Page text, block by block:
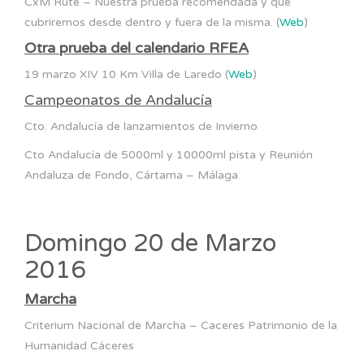
cubriremos desde dentro y fuera de la misma. (Web)
Otra prueba del calendario RFEA
19 marzo XIV 10 Km Villa de Laredo (Web)
Campeonatos de Andalucía
Cto. Andalucía de lanzamientos de Invierno
Cto Andalucía de 5000ml y 10000ml pista y Reunión
Andaluza de Fondo, Cártama – Málaga
Domingo 20 de Marzo
2016
Marcha
Criterium Nacional de Marcha – Caceres Patrimonio de la
Humanidad Cáceres